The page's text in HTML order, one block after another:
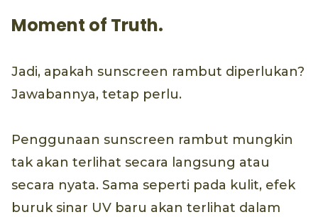
Moment of Truth.
Jadi, apakah sunscreen rambut diperlukan?
Jawabannya, tetap perlu.
Penggunaan sunscreen rambut mungkin
tak akan terlihat secara langsung atau
secara nyata. Sama seperti pada kulit, efek
buruk sinar UV baru akan terlihat dalam